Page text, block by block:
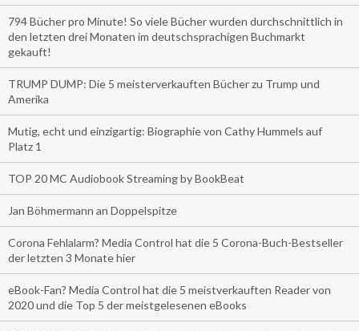
794 Bücher pro Minute! So viele Bücher wurden durchschnittlich in
den letzten drei Monaten im deutschsprachigen Buchmarkt
gekauft!
TRUMP DUMP: Die 5 meisterverkauften Bücher zu Trump und
Amerika
Mutig, echt und einzigartig: Biographie von Cathy Hummels auf
Platz 1
TOP 20 MC Audiobook Streaming by BookBeat
Jan Böhmermann an Doppelspitze
Corona Fehlalarm? Media Control hat die 5 Corona-Buch-Bestseller
der letzten 3 Monate hier
eBook-Fan? Media Control hat die 5 meistverkauften Reader von
2020 und die Top 5 der meistgelesenen eBooks